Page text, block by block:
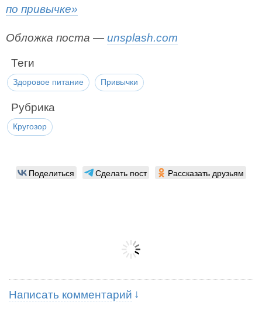
по привычке»
Обложка поста — unsplash.com
Теги
Здоровое питание Привычки
Рубрика
Кругозор
Поделиться Сделать пост Рассказать друзьям
Написать комментарий